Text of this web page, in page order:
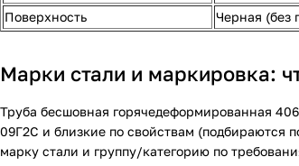
Поверхность
Черная (без
Марки стали и маркировка:
Труба бесшовная горячедеформированная
09Г2С и близкие по свойствам (подбираются
марку стали и группу/категорию по